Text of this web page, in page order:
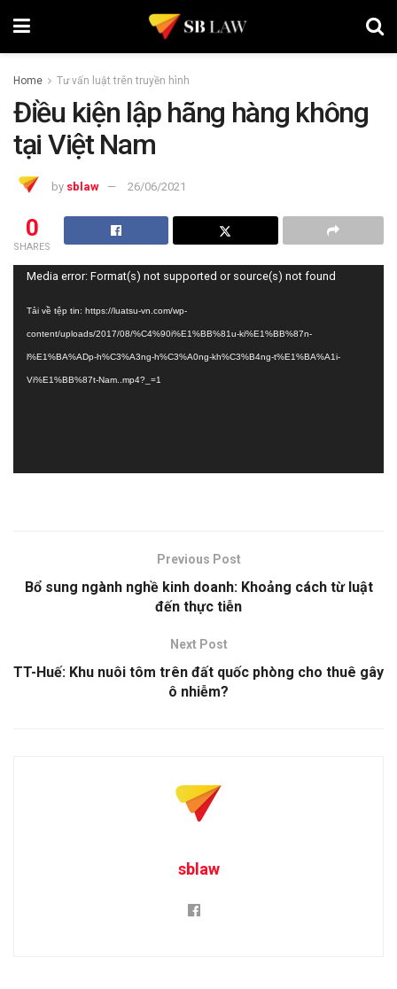
Home Tư vấn luật trên truyền hình
Điều kiện lập hãng hàng không
tại Việt Nam
by sblaw 26/06/2021
0
SHARES
Trình
Media error: Format(s) not supported or source(s) not found
Tải về tệp tin: https://luatsu-vn.com/wp-
content/uploads/2017/08/%C4%90i%E1%BB%81u-ki%E1%BB%87n-
l%E1%BA%ADp-h%C3%A3ng-h%C3%A0ng-kh%C3%B4ng-t%E1%BA%A1i-
Vi%E1%BB%87t-Nam..mp4?_=1
Previous Post
Bổ sung ngành nghề kinh doanh: Khoảng cách từ luật
đến thực tiễn
Next Post
TT-Huế: Khu nuôi tôm trên đất quốc phòng cho thuê gây
ô nhiễm?
sblaw